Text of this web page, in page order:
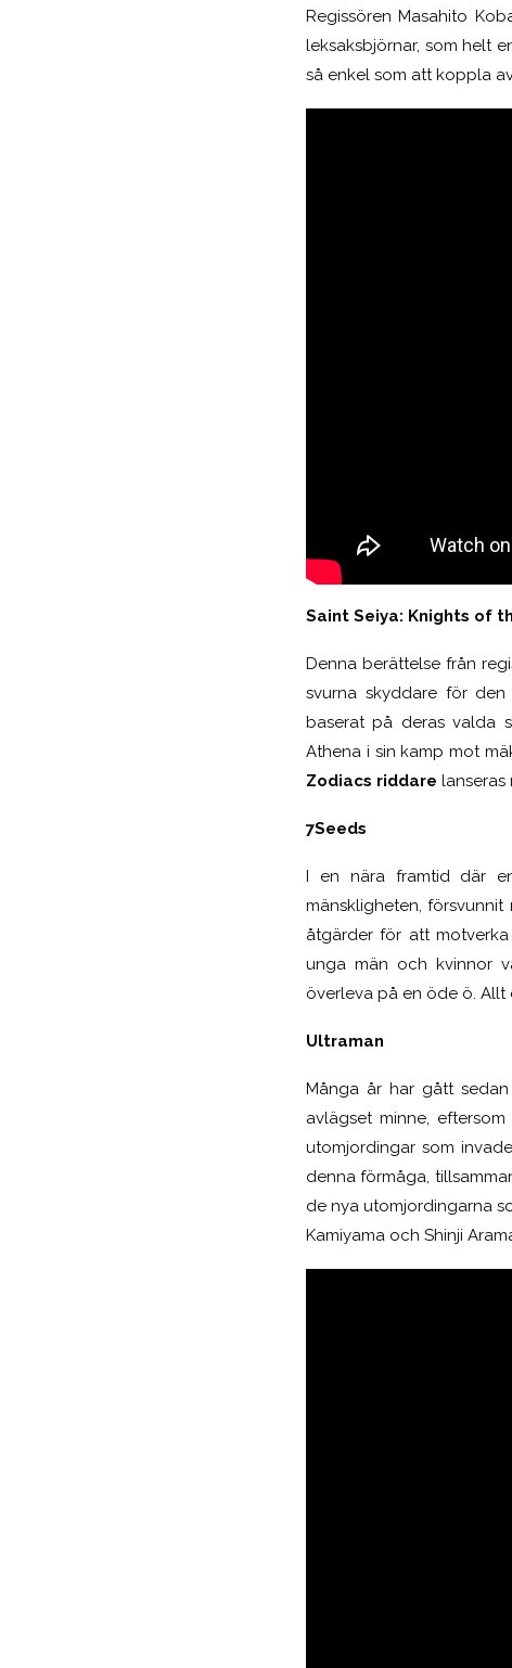
Regissören Masahito
leksaksbjörnar, som helt
så enkel som att koppla
Saint Seiya: Knights of
Denna berättelse från
svurna skyddare för den
baserat på deras valda
Athena i sin kamp mot
Zodiacs riddare lanseras
7Seeds
I en nära framtid där
mänskligheten,
åtgärder för att
unga män och kvinnor
överleva på en öde ö. Allt
Ultraman
Många år har gått sedan
avlägset minne,
utomjordingar som
denna förmåga,
de nya utomjordingarna
Kamiyama och Shinji